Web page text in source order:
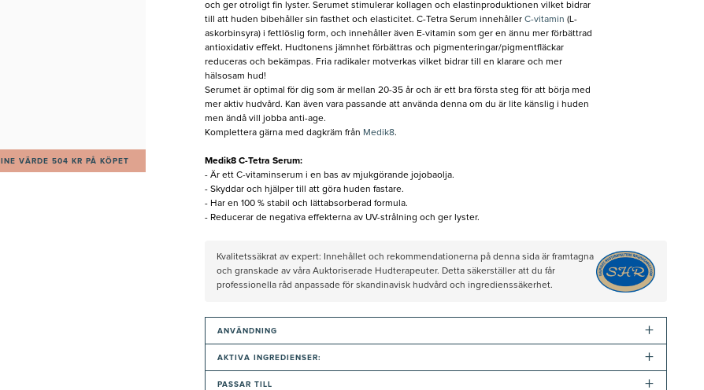
VÄRDE 504 KR PÅ KÖPET
och ger otroligt fin lyster. Serumet stimulerar kollagen och elastinproduktionen vilket bidrar
till att huden bibehåller sin fasthet och elasticitet. C-Tetra Serum innehåller C-vitamin (L-
askorbinsyra) i fettlöslig form, och innehåller även E-vitamin som ger en ännu mer förbättrad
antioxidativ effekt. Hudtonens jämnhet förbättras och pigmenteringar/pigmentfläckar
reduceras och bekämpas. Fria radikaler motverkas vilket bidrar till en klarare och mer
hälsosam hud!
Serumet är optimal för dig som är mellan 20-35 år och är ett bra första steg för att börja med
mer aktiv hudvård. Kan även vara passande att använda denna om du är lite känslig i huden
men ändå vill jobba anti-age.
Komplettera gärna med dagkräm från Medik8.
Medik8 C-Tetra Serum:
- Är ett C-vitaminserum i en bas av mjukgörande jojobaolja.
- Skyddar och hjälper till att göra huden fastare.
- Har en 100 % stabil och lättabsorberad formula.
- Reducerar de negativa effekterna av UV-strålning och ger lyster.
Kvalitetssäkrat av expert: Innehållet och rekommendationerna på denna sida är framtagna
och granskade av våra Auktoriserade Hudterapeuter. Detta säkerställer att du får
professionella råd anpassade för skandinavisk hudvård och ingredienssäkerhet.
ANVÄNDNING +
AKTIVA INGREDIENSER: +
PASSAR TILL +